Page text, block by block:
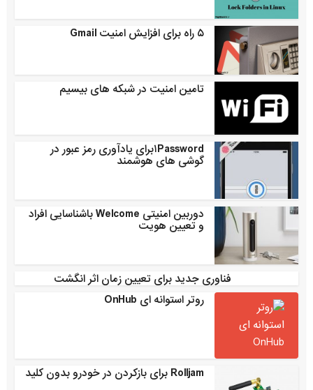
۵ راه برای افزایش امنیت Gmail
تامین امنیت در شبکه های بیسیم
۱Passwordبرای یادآوری رمز عبور در
گوشی های هوشمند
دوربین امنیتی Welcome باشناسایی افراد
و تعیین هویت
فناوری جدید برای تعیین زمان اثر انگشت
روتر استوانه ای OnHub
Rolljam برای بازکردن در خودرو بدون کلید